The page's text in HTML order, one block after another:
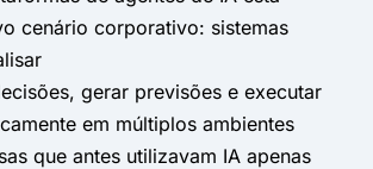
cenário corporativo: sistemas
gerar previsões e executar
em múltiplos ambientes
que antes utilizavam IA apenas